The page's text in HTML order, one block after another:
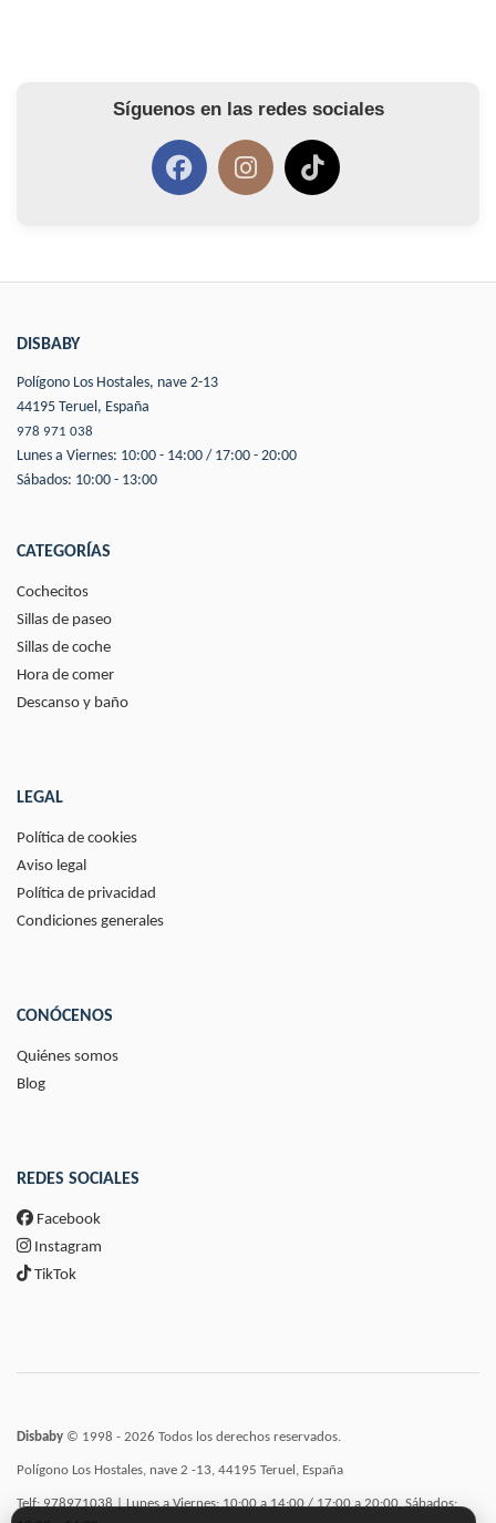
Síguenos en las redes sociales
DISBABY
Polígono Los Hostales, nave 2-13
44195 Teruel, España
978 971 038
Lunes a Viernes: 10:00 - 14:00 / 17:00 - 20:00
Sábados: 10:00 - 13:00
CATEGORÍAS
Cochecitos
Sillas de paseo
Sillas de coche
Hora de comer
Descanso y baño
LEGAL
Política de cookies
Aviso legal
Política de privacidad
Condiciones generales
CONÓCENOS
Quiénes somos
Blog
REDES SOCIALES
Facebook
Instagram
TikTok
Disbaby © 1998 - 2026 Todos los derechos reservados.
Polígono Los Hostales, nave 2 -13, 44195 Teruel, España
Telf: 978971038 | Lunes a Viernes: 10:00 a 14:00 / 17:00 a 20:00, Sábados: